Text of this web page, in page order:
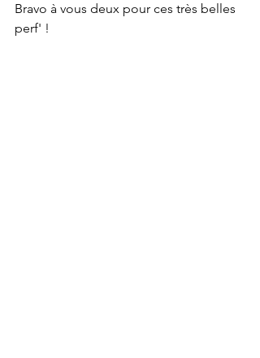
Bravo à vous deux pour ces très belles
perf' !